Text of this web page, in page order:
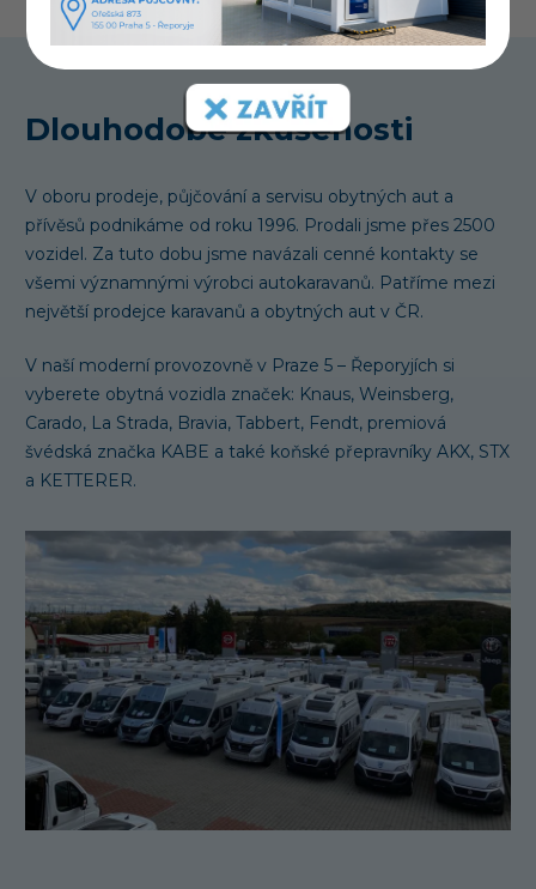
Dlouhodobé zkušenosti
V oboru prodeje, půjčování a servisu obytných aut a
přívěsů podnikáme od roku 1996. Prodali jsme přes 2500
vozidel. Za tuto dobu jsme navázali cenné kontakty se
všemi významnými výrobci autokaravanů. Patříme mezi
největší prodejce karavanů a obytných aut v ČR.
V naší moderní provozovně v Praze 5 – Řeporyjích si
vyberete obytná vozidla značek: Knaus, Weinsberg,
Carado, La Strada, Bravia, Tabbert, Fendt, premiová
švédská značka KABE a také koňské přepravníky AKX, STX
a KETTERER.